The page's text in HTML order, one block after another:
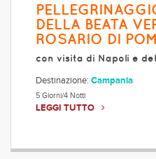
DELLA BEATA
ROSARIO DI
con visita di Napoli e
Destinazione: Campania
5 Giorni/4 Notti
LEGGI TUTTO